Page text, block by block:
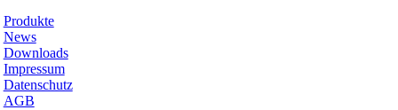
Produkte
News
Downloads
Impressum
Datenschutz
AGB